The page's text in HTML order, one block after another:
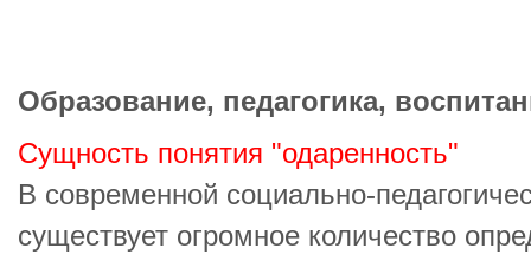
Образование, педагогика,
Сущность понятия "одаренность"
В современной социально-
существует огромное количество